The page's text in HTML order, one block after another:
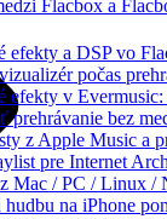
Flacbox a
a DSP vo
počas
v Evermusic:
bez
z Apple Music a
pre Internet
Mac / PC / Linux
na iPhone